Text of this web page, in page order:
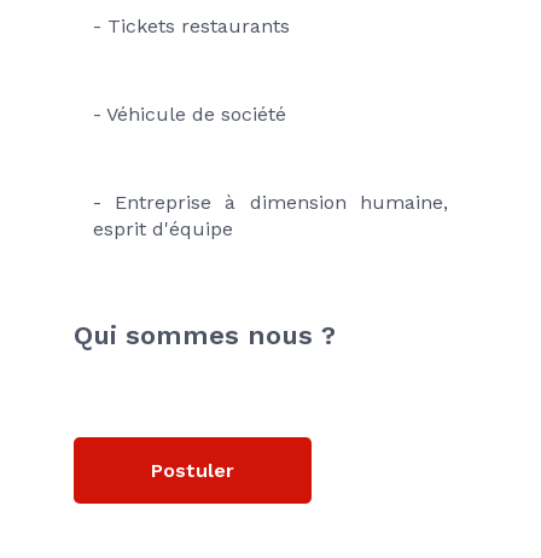
- Tickets restaurants
- Véhicule de société
- Entreprise à dimension humaine,
esprit d'équipe
Qui sommes nous ?
Postuler